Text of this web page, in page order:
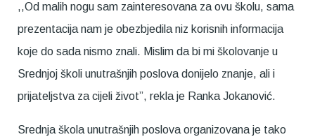
,,Od malih nogu sam zainteresovana za ovu školu, sama
prezentacija nam je obezbjedila niz korisnih informacija
koje do sada nismo znali. Mislim da bi mi školovanje u
Srednjoj školi unutrašnjih poslova donijelo znanje, ali i
prijateljstva za cijeli život”, rekla je Ranka Jokanović.
Srednja škola unutrašnjih poslova organizovana je tako